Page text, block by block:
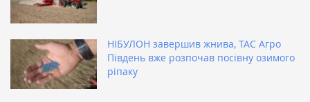
НІБУЛОН завершив жнива, ТАС Агро
Південь вже розпочав посівну озимого
ріпаку